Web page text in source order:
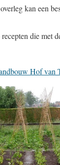
kan een
die met
Hof van